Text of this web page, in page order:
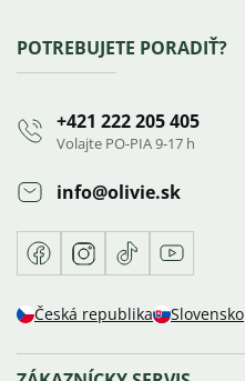
Zápätie
POTREBUJETE PORADIŤ?
+421 222 205 405
Volajte PO-PIA 9-17 h
info@olivie.sk
FacebookInstagram
TikTokYoutube
Česká republika Slovensko